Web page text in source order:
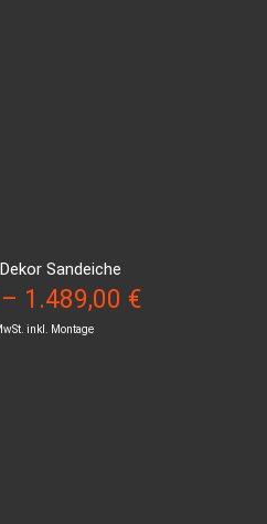
Sandeiche
– 1.489,00 €
inkl. Montage